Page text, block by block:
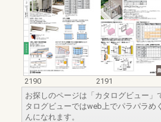
2190
2191
お探しのページは「カタログビュー」
タログビューではweb上でパラパラめ
んになれます。